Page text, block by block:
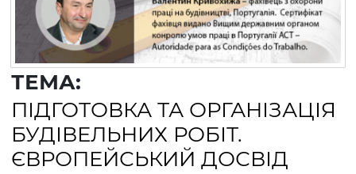
ТЕМА:
ПІДГОТОВКА ТА ОРГАНІЗАЦІЯ
БУДІВЕЛЬНИХ РОБІТ.
ЄВРОПЕЙСЬКИЙ ДОСВІД